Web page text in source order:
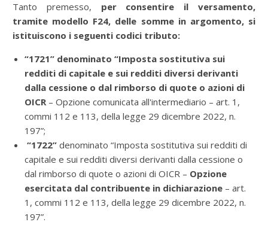
Tanto premesso, per consentire il versamento,
tramite modello F24, delle somme in argomento, si
istituiscono i seguenti codici tributo:
“1721” denominato “Imposta sostitutiva sui
redditi di capitale e sui redditi diversi derivanti
dalla cessione o dal rimborso di quote o azioni di
OICR – Opzione comunicata all'intermediario – art. 1,
commi 112 e 113, della legge 29 dicembre 2022, n.
197”;
“1722” denominato “Imposta sostitutiva sui redditi di
capitale e sui redditi diversi derivanti dalla cessione o
dal rimborso di quote o azioni di OICR – Opzione
esercitata dal contribuente in dichiarazione – art.
1, commi 112 e 113, della legge 29 dicembre 2022, n.
197”.